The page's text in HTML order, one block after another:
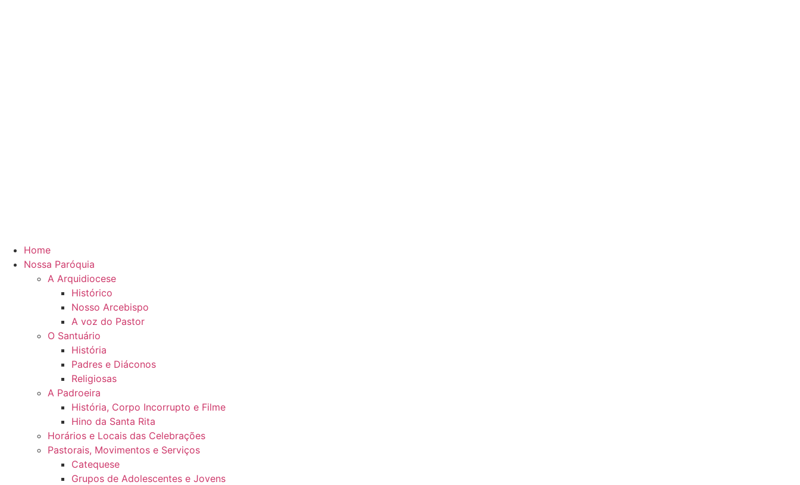
Home
Nossa Paróquia
A Arquidiocese
Histórico
Nosso Arcebispo
A voz do Pastor
O Santuário
História
Padres e Diáconos
Religiosas
A Padroeira
História, Corpo Incorrupto e Filme
Hino da Santa Rita
Horários e Locais das Celebrações
Pastorais, Movimentos e Serviços
Catequese
Grupos de Adolescentes e Jovens